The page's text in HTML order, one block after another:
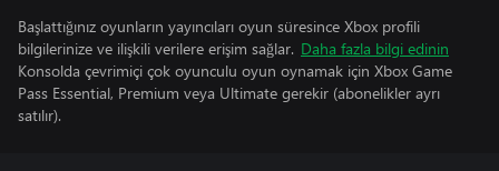
Başlattığınız oyunların yayıncıları oyun süresince Xbox profili
bilgilerinize ve ilişkili verilere erişim sağlar. Daha fazla bilgi edinin
Konsolda çevrimiçi çok oyunculu oyun oynamak için Xbox Game
Pass Essential, Premium veya Ultimate gerekir (abonelikler ayrı
satılır).